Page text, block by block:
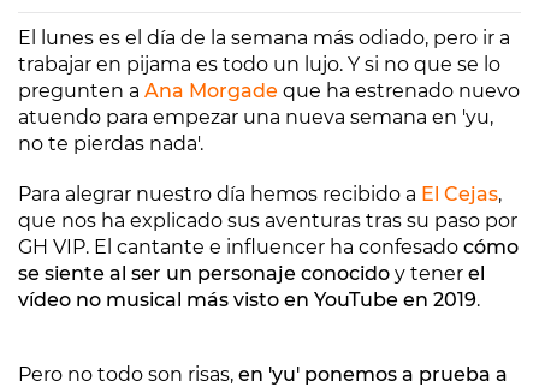
El lunes es el día de la semana más odiado, pero ir a
trabajar en pijama es todo un lujo. Y si no que se lo
pregunten a Ana Morgade que ha estrenado nuevo
atuendo para empezar una nueva semana en 'yu,
no te pierdas nada'.
Para alegrar nuestro día hemos recibido a El Cejas,
que nos ha explicado sus aventuras tras su paso por
GH VIP. El cantante e influencer ha confesado cómo
se siente al ser un personaje conocido y tener el
vídeo no musical más visto en YouTube en 2019.
Pero no todo son risas, en 'yu' ponemos a prueba a